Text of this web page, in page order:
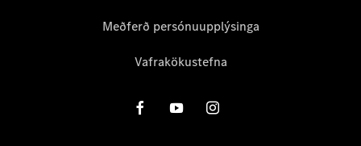
Meðferð persónuupplýsinga
Vafrakökustefna